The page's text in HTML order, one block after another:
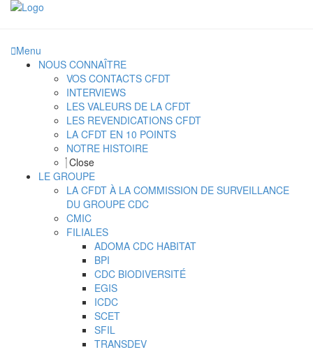
Menu
NOUS CONNAÎTRE
VOS CONTACTS CFDT
INTERVIEWS
LES VALEURS DE LA CFDT
LES REVENDICATIONS CFDT
LA CFDT EN 10 POINTS
NOTRE HISTOIRE
Close
LE GROUPE
LA CFDT À LA COMMISSION DE SURVEILLANCE
DU GROUPE CDC
CMIC
FILIALES
ADOMA CDC HABITAT
BPI
CDC BIODIVERSITÉ
EGIS
ICDC
SCET
SFIL
TRANSDEV